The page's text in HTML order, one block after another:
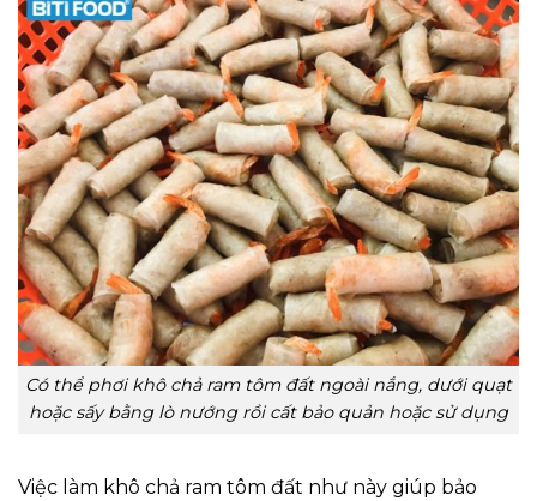
Có thể phơi khô chả ram tôm đất ngoài nắng, dưới quạt
hoặc sấy bằng lò nướng rồi cất bảo quản hoặc sử dụng
Việc làm khô chả ram tôm đất như này giúp bảo